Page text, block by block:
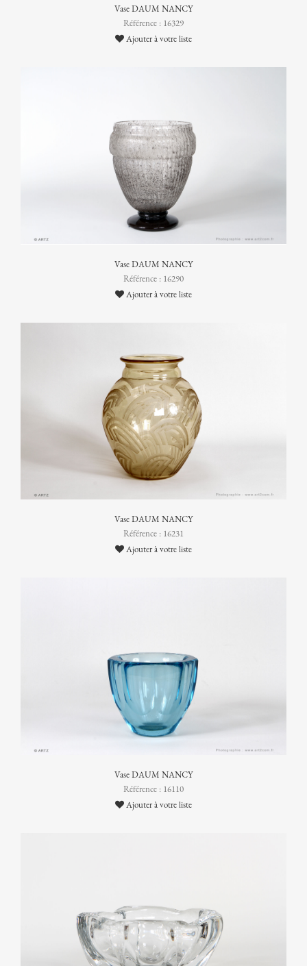
Vase DAUM NANCY
Référence : 16329
Ajouter à votre liste
Vase DAUM NANCY
Référence : 16290
Ajouter à votre liste
Vase DAUM NANCY
Référence : 16231
Ajouter à votre liste
Vase DAUM NANCY
Référence : 16110
Ajouter à votre liste